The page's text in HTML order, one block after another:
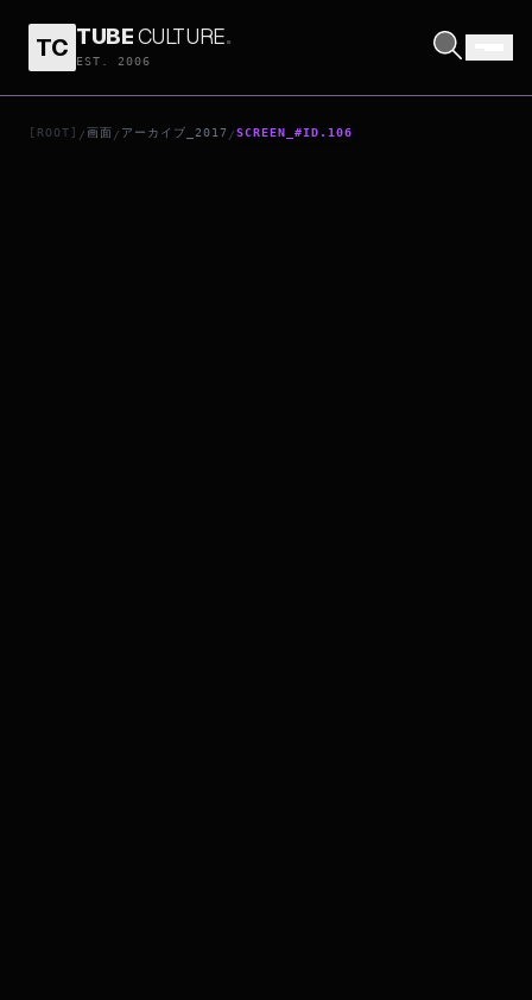
TC TUBECULTURE.
EST. 2006
[ROOT] /画面 / アーカイブ_2017 /SCREEN_#ID.106
13 REASONS WHY